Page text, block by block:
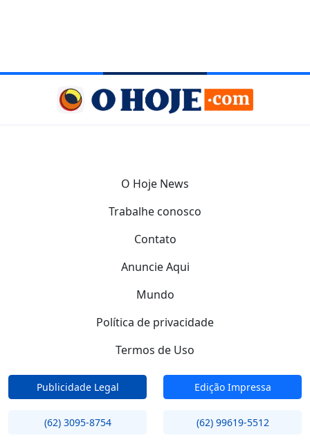
O Hoje News
Trabalhe conosco
Contato
Anuncie Aqui
Mundo
Política de privacidade
Termos de Uso
Publicidade Legal Edição Impressa
(62) 3095-8754 (62) 99619-5512